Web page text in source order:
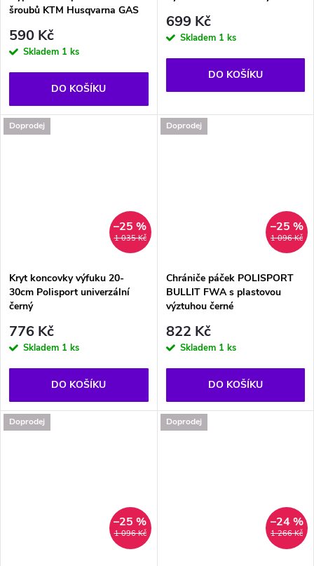
šroubů KTM Husqvarna GAS
590 Kč
Skladem 1 ks
DO KOŠÍKU
699 Kč
Skladem 1 ks
DO KOŠÍKU
Doprodej
1 035 Kč
–25 %
Kryt koncovky výfuku 20-
30cm Polisport univerzální
černý
776 Kč
Skladem 1 ks
DO KOŠÍKU
Doprodej
1 096 Kč
–25 %
Chrániče páček POLISPORT
BULLIT FWA s plastovou
výztuhou černé
822 Kč
Skladem 1 ks
DO KOŠÍKU
Doprodej
1 096 Kč
–25 %
Doprodej
1 266 Kč
–24 %